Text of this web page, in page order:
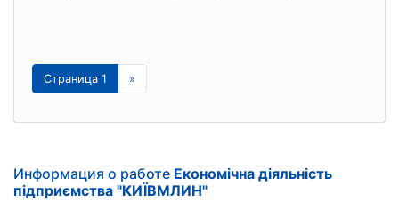
Страница 1 »
Информация о работе Економічна діяльність
підприємства "КИЇВМЛИН"